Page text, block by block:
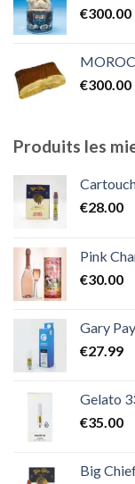
€300.00
€300.00
Produits les
€28.00
Pink
€30.00
Gary
€27.99
Gelato
€35.00
Big